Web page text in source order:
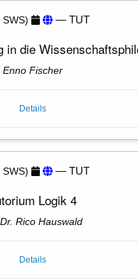
SWS) — TUT
in die
Enno Fischer
Details
SWS) — TUT
Logik 4
Rico Hauswald
Details